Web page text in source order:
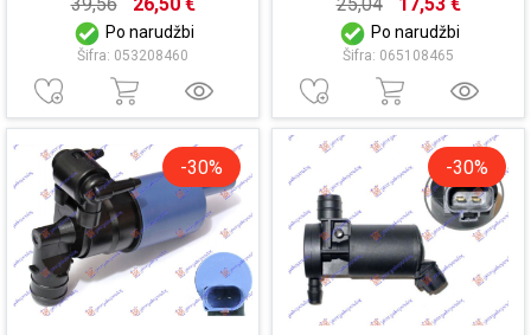
Po narudžbi
Šifra: 053208460
Po narudžbi
Šifra: 065108465
-30% -30%